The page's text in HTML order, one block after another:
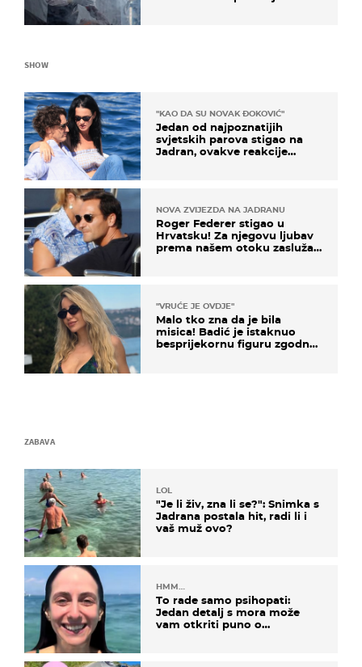
SHOW
"KAO DA SU NOVAK ĐOKOVIĆ"
Jedan od najpoznatijih
svjetskih parova stigao na
Jadran, ovakve reakcije
NOVA ZVIJEZDA NA JADRANU
Roger Federer stigao u
Hrvatsku! Za njegovu ljubav
prema našem otoku zaslužan
"VRUĆE JE OVDJE"
Malo tko zna da je bila
misica! Badić je istaknuo
besprijekornu figuru zgodne
ZABAVA
LOL
"Je li živ, zna li se?": Snimka s
Jadrana postala hit, radi li i
vaš muž ovo?
HMM…
To rade samo psihopati:
Jedan detalj s mora može
vam otkriti puno o